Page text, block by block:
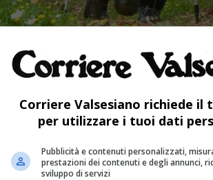
organizzato dal Capitolo
il quarto cammino
Gran Madre. Un itinerario
Corriere Valsesiano richiede il
per utilizzare i tuoi dati
Pubblicità e contenuti personalizzati,
prestazioni dei contenuti e degli annunci,
sviluppo di servizi